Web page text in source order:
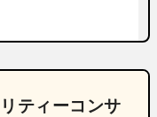
ティーコンサ